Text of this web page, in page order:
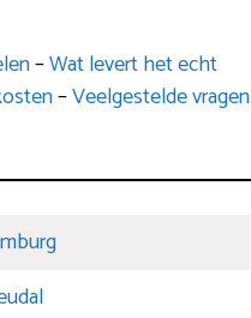
–Wat levert het echt
–Veelgestelde vragen